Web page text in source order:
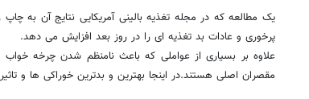
يک مطالعه که در مجله تغذیه بالینی آمریکایی نتایج آن به
پرخوری و عادات بد تغذیه ای را در روز بعد افزایش می دهد.
علاوه بر بسیاری از عواملی که باعث نامنظم شدن چرخه
مقصران اصلی هستند.در اینجا بهترین و بدترین خوراکی ها و